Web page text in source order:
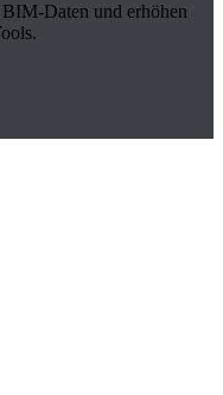
Daten und erhöhen